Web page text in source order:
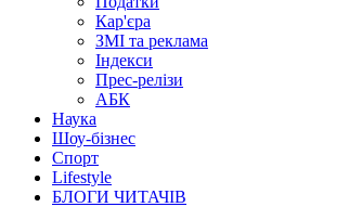
Кар'єра
ЗМІ та реклама
Індекси
Прес-релізи
АБК
Наука
Шоу-бізнес
Спорт
Lifestyle
БЛОГИ ЧИТАЧІВ